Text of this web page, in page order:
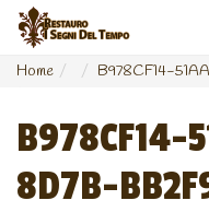
Home B978CF14-
B978CF14-
8D7B-